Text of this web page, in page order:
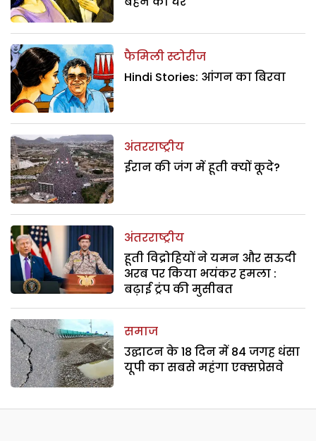
फैमिली स्टोरीज
Hindi Stories: आंगन का बिरवा
अंतरराष्ट्रीय
ईरान की जंग में हूती क्यों कूदे?
अंतरराष्ट्रीय
हूती विद्रोहियों ने यमन और सऊदी
अरब पर किया भयंकर हमला :
बढ़ाई ट्रंप की मुसीबत
समाज
उद्घाटन के 18 दिन में 84 जगह धंसा
यूपी का सबसे महंगा एक्सप्रेसवे